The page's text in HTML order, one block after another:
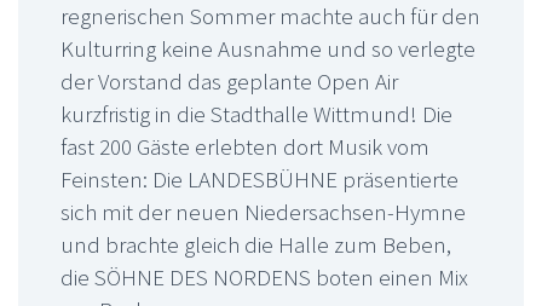
regnerischen Sommer machte auch für den
Kulturring keine Ausnahme und so verlegte
der Vorstand das geplante Open Air
kurzfristig in die Stadthalle Wittmund! Die
fast 200 Gäste erlebten dort Musik vom
Feinsten: Die LANDESBÜHNE präsentierte
sich mit der neuen Niedersachsen-Hymne
und brachte gleich die Halle zum Beben,
die SÖHNE DES NORDENS boten einen Mix